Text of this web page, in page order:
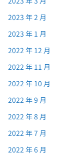
2023 年 2 月
2023 年 1 月
2022 年 12 月
2022 年 11 月
2022 年 10 月
2022 年 9 月
2022 年 8 月
2022 年 7 月
2022 年 6 月